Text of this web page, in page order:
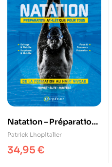
Natation – Préparation
athlétique pour tous
Patrick Lhopitalier
34,95 €